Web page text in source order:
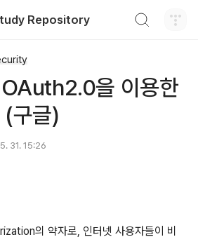
Repository
을 이용한
(구글)
31. 15:26
의 약자로, 인터넷 사용자들이 비